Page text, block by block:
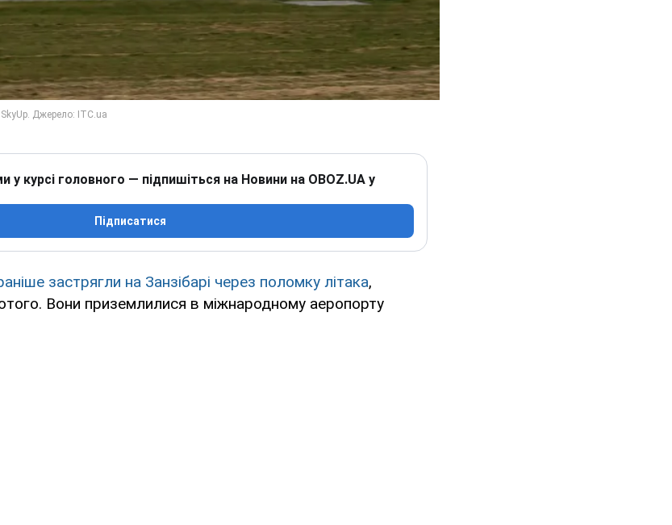
у курсі головного — підпишіться на Новини на OBOZ.UA у
Підписатися
застрягли на Занзібарі через поломку літака,
Вони приземлилися в міжнародному аеропорту